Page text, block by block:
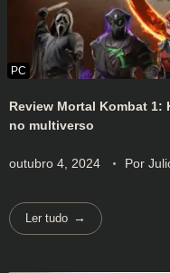
Review Mortal Kombat 1:
no multiverso
outubro 4, 2024 Por
Ler tudo